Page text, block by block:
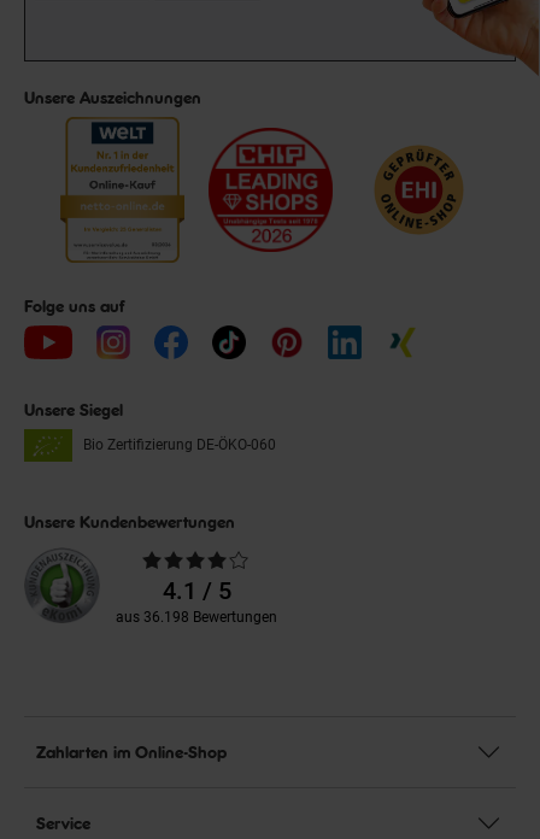
Unsere Auszeichnungen
Folge uns auf
Unsere Siegel
Bio Zertifizierung DE-ÖKO-060
Unsere Kundenbewertungen
Durchschnittliche
Bewertungen4.1 / 5
aus 36.198 Bewertungen
Zahlarten im Online-Shop
Service